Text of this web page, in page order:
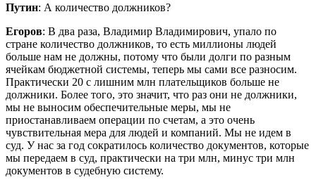
Путин: А количество должников?
Егоров: В два раза, Владимир Владимирович, упало по
стране количество должников, то есть миллионы людей
больше нам не должны, потому что были долги по разным
ячейкам бюджетной системы, теперь мы сами все разносим.
Практически 20 с лишним млн плательщиков больше не
должники. Более того, это значит, что раз они не должники,
мы не выносим обеспечительные меры, мы не
приостанавливаем операции по счетам, а это очень
чувствительная мера для людей и компаний. Мы не идем в
суд. У нас за год сократилось количество документов, которые
мы передаем в суд, практически на три млн, минус три млн
документов в судебную систему.